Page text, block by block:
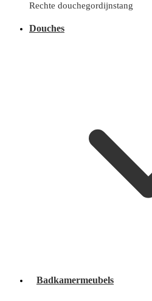
Rechte douchegordijnstang
Douches
Badkamermeubels